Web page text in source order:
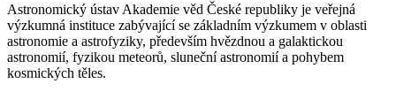
Astronomický ústav Akademie věd České republiky je veřejná
výzkumná instituce zabývající se základním výzkumem v oblasti
astronomie a astrofyziky, především hvězdnou a galaktickou
astronomií, fyzikou meteorů, sluneční astronomií a pohybem
kosmických těles.